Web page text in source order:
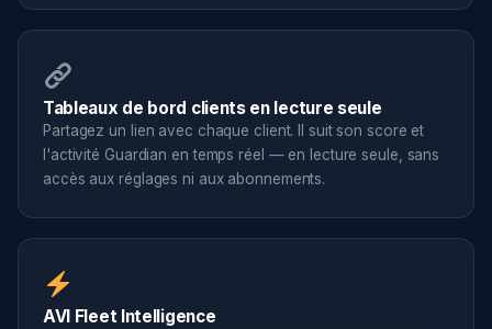
Tableaux de bord clients en lecture seule
Partagez un lien avec chaque client. Il suit son score et
l'activité Guardian en temps réel — en lecture seule, sans
accès aux réglages ni aux abonnements.
AVI Fleet Intelligence